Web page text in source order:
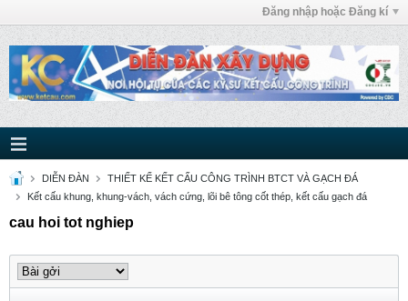
Đăng nhập hoặc Đăng kí
DIỄN ĐÀN
THIẾT KẾ KẾT CẤU CÔNG TRÌNH BTCT VÀ GẠCH ĐÁ
Kết cấu khung, khung-vách, vách cứng, lõi bê tông cốt thép, kết cấu gạch đá
cau hoi tot nghiep